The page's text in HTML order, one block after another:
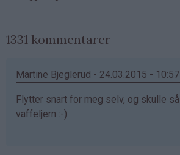
1331 kommentarer
Martine Bjeglerud - 24.03.2015 - 10:57
Flytter snart for meg selv, og skulle
vaffeljern :-)